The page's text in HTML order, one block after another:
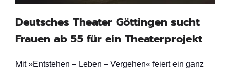
Deutsches Theater Göttingen sucht
Frauen ab 55 für ein Theaterprojekt
Mit »Entstehen – Leben – Vergehen« feiert ein ganz